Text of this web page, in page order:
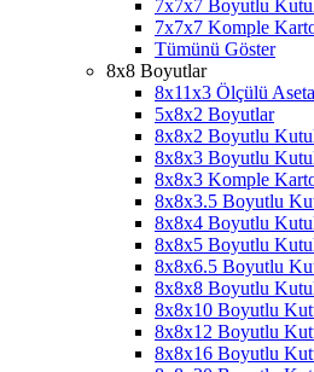
7x7x7 Boyutlu
7x7x7 Komple
Tümünü Göster
8x8 Boyutlar
8x11x3 Ölçülü
5x8x2 Boyutlar
8x8x2 Boyutlu
8x8x3 Boyutlu
8x8x3 Komple
8x8x3.5 Boyutlu
8x8x4 Boyutlu
8x8x5 Boyutlu
8x8x6.5 Boyutlu
8x8x8 Boyutlu
8x8x10 Boyutlu
8x8x12 Boyutlu
8x8x16 Boyutlu